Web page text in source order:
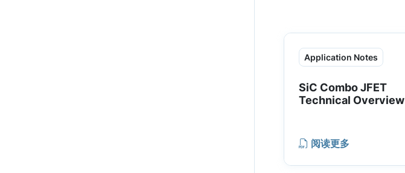
In addition, they
improve efficiency and
safety by replacing
multiple components
with a solid-state
disconnect units.
enable certain Energy
Application Notes
SiC Combo JFET
Technical Overview
阅读更多